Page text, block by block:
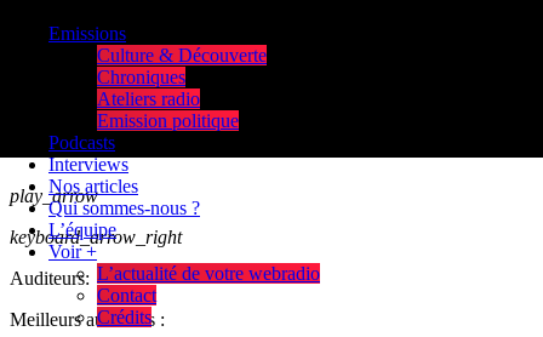
play_arrow
keyboard_arrow_right
Auditeurs:
Meilleurs auditeurs :
Emissions
Culture & Découverte
Chroniques
Ateliers radio
Emission politique
Podcasts
Interviews
Nos articles
Qui sommes-nous ?
L’équipe
Voir +
L’actualité de votre webradio
Contact
Crédits